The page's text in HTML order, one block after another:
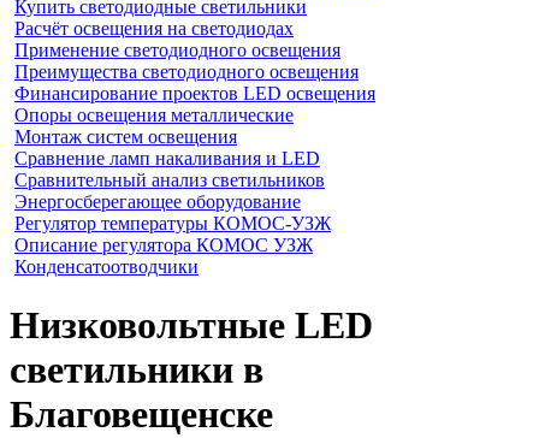
Купить светодиодные светильники
Расчёт освещения на светодиодах
Применение светодиодного освещения
Преимущества светодиодного освещения
Финансирование проектов LED освещения
Опоры освещения металлические
Монтаж систем освещения
Сравнение ламп накаливания и LED
Сравнительный анализ светильников
Энергосберегающее оборудование
Регулятор температуры КОМОС-УЗЖ
Описание регулятора КОМОС УЗЖ
Конденсатоотводчики
Низковольтные LED
светильники в
Благовещенске